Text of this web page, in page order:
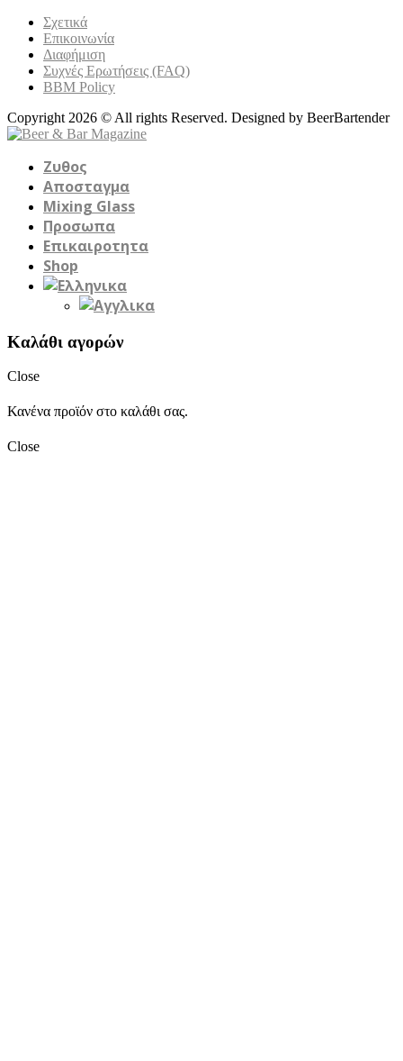
Σχετικά
Επικοινωνία
Διαφήμιση
Συχνές Ερωτήσεις (FAQ)
BBM Policy
Copyright 2026 © All rights Reserved. Designed by BeerBartender
Ζυθος
Αποσταγμα
Mixing Glass
Προσωπα
Επικαιροτητα
Shop
Καλάθι αγορών
Close
Κανένα προϊόν στο καλάθι σας.
Close